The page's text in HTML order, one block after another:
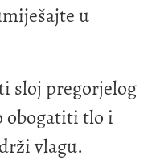
u
sloj pregorjelog
obogatiti tlo i
vlagu.